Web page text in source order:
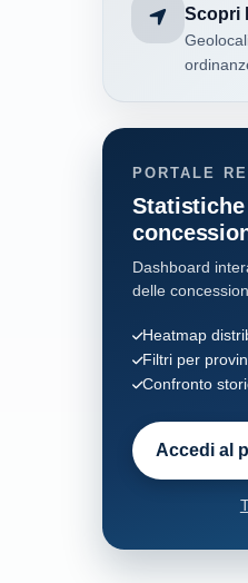
Gizzeria
Nocera
Santa
Sant'Andrea
Sellia Marina
Soverato
Scopri
PORTALE
Dashboard
delle
Heatmap
Filtri per
Confronto
Accedi al